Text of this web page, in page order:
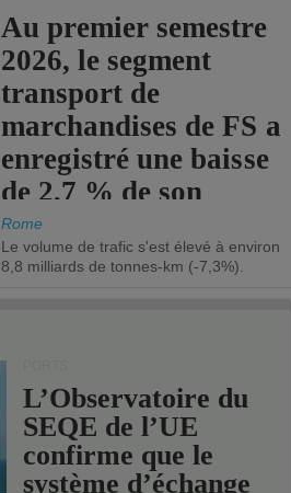
Au premier semestre
2026, le segment
transport de
marchandises de FS a
enregistré une baisse
de 2,7 % de son
chiffre d'affaires
opérationnel.
Rome
Le volume de trafic s'est élevé à environ
8,8 milliards de tonnes-km (-7,3%).
L’Observatoire du
SEQE de l’UE
confirme que le
système d’échange